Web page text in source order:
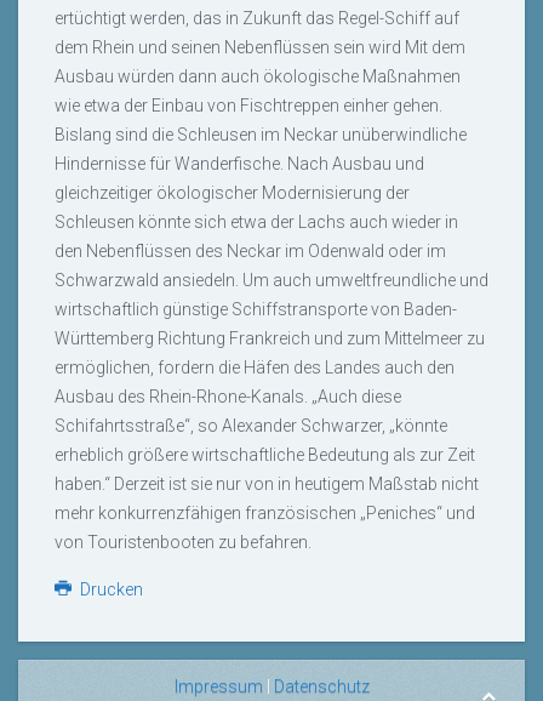
ertüchtigt werden, das in Zukunft das Regel-Schiff auf
dem Rhein und seinen Nebenflüssen sein wird Mit dem
Ausbau würden dann auch ökologische Maßnahmen
wie etwa der Einbau von Fischtreppen einher gehen.
Bislang sind die Schleusen im Neckar unüberwindliche
Hindernisse für Wanderfische. Nach Ausbau und
gleichzeitiger ökologischer Modernisierung der
Schleusen könnte sich etwa der Lachs auch wieder in
den Nebenflüssen des Neckar im Odenwald oder im
Schwarzwald ansiedeln. Um auch umweltfreundliche und
wirtschaftlich günstige Schiffstransporte von Baden-
Württemberg Richtung Frankreich und zum Mittelmeer zu
ermöglichen, fordern die Häfen des Landes auch den
Ausbau des Rhein-Rhone-Kanals. „Auch diese
Schifahrtsstraße“, so Alexander Schwarzer, „könnte
erheblich größere wirtschaftliche Bedeutung als zur Zeit
haben.“ Derzeit ist sie nur von in heutigem Maßstab nicht
mehr konkurrenzfähigen französischen „Peniches“ und
von Touristenbooten zu befahren.
Drucken
Impressum Datenschutz